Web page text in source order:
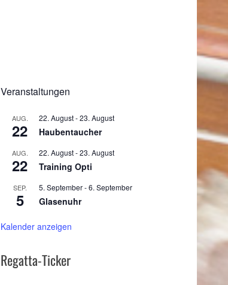
Veranstaltungen
AUG.
22
22. August-23. August
Haubentaucher
AUG.
22
22. August-23. August
Training Opti
SEP.
5
5. September-6. September
Glasenuhr
Kalender anzeigen
Regatta-Ticker